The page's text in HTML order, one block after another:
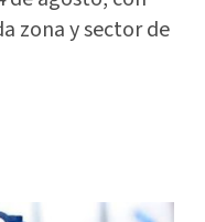
zona y sector de